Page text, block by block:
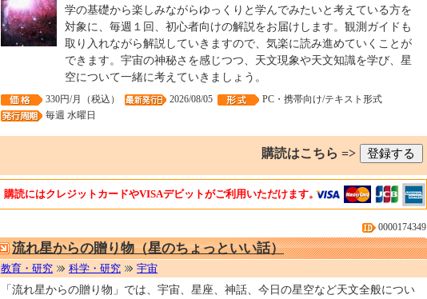
学の基礎から楽しみながらゆっくりと学んでみたいと考えている方を
対象に、毎週１回、初心者向けの解説をお届けします。観測ガイドも
取り入れながら解説していきますので、気楽に読み進めていくことが
できます。宇宙の神秘さを感じつつ、天文現象や天文知識を学び、星
空について一緒に考えていきましょう。
330円/月（税込） 2026/08/05
PC・携帯向け/テキスト形式
毎週 水曜日
購読はこちら =>
購読にはクレジットカードやVISAデビットがご利用いただけます。
流れ星からの贈り物（星のちょっといい話）
教育・研究 科学・研究 宇宙
「流れ星からの贈り物」では、宇宙、星座、神話、今日の星空など天文全般につい
0000174349